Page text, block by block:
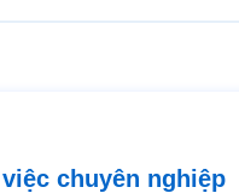
chuyên nghiệp